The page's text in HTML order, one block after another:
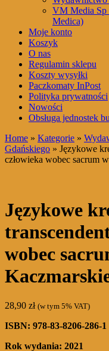
VM Media Sp
Medica)
Moje konto
Koszyk
O nas
Regulamin sklepu
Koszty wysyłki
Paczkomaty InPost
Polityka prywatności
Nowości
Obsługa jednostek
Home » Kategorie »
Gdańskiego » Językowe
człowieka wobec sacrum
Językowe
wobec
28,90 zł (w tym 5% VAT)
ISBN: 978-83-8206-286-1
Rok wydania: 2021